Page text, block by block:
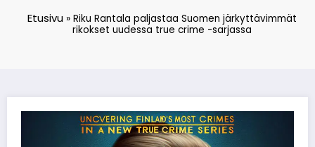
Etusivu »Riku Rantala paljastaa Suomen järkyttävimmät
rikokset uudessa true crime -sarjassa